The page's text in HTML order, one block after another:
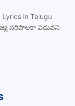
in Telugu
పరిపాలకా విడువని